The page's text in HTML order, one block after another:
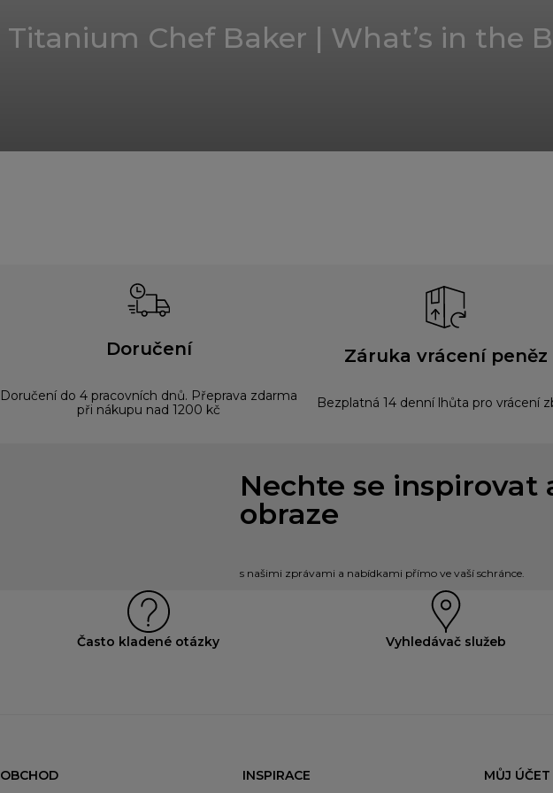
Titanium Chef Baker | What’s in the
Doručení
Doručení do 4 pracovních dnů. Přeprava zdarma
při nákupu nad 1200 kč
Záruka vrácení peněz
Bezplatná 14 denní lhůta pro vrácení
Nechte se inspirovat
obraze
s našimi zprávami a nabídkami přímo ve vaší schránce.
Často kladené otázky Vyhledávač služeb
OBCHOD INSPIRACE MŮJ ÚČET